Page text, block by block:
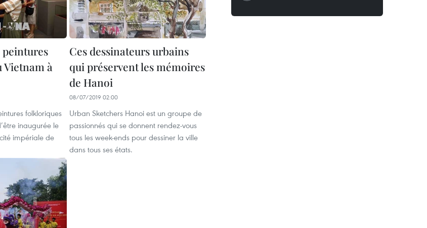
peintures
à
folkloriques
inaugurée le
impériale de
Ces dessinateurs urbains
qui préservent les mémoires
de Hanoi
08/07/2019 02:00
Urban Sketchers Hanoi est un groupe de
passionnés qui se donnent rendez-vous
tous les week-ends pour dessiner la ville
dans tous ses états.